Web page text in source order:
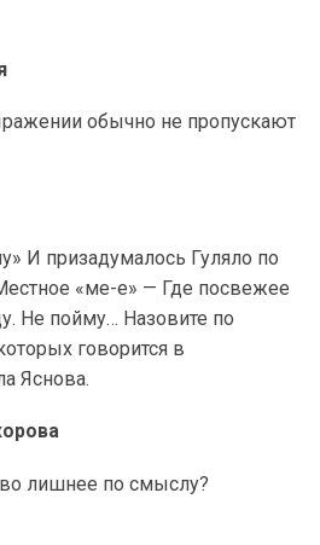
обычно не пропускают
И призадумалось Гуляло по
«ме-е» — Где посвежее
Не пойму… Назовите по
говорится в
Яснова.
лишнее по смыслу?